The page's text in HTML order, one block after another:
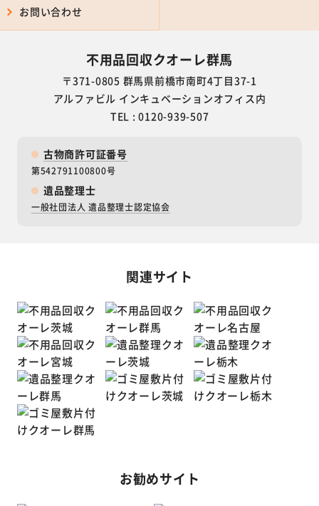
お問い合わせ
不用品回収クオーレ群馬
〒371-0805 群馬県前橋市南町4丁目37-1
アルファビル インキュベーションオフィス内
TEL : 0120-939-507
古物商許可証番号
第542791100800号
遺品整理士
一般社団法人 遺品整理士認定協会
関連サイト
お勧めサイト